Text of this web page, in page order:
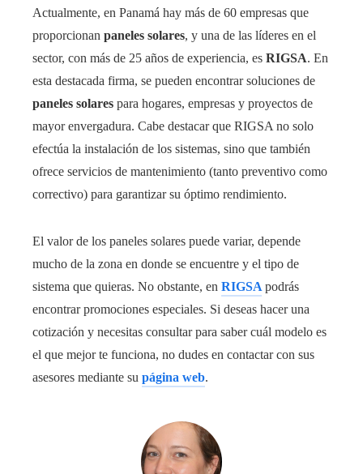
Actualmente, en Panamá hay más de 60 empresas que
proporcionan paneles solares, y una de las líderes en el
sector, con más de 25 años de experiencia, es RIGSA. En
esta destacada firma, se pueden encontrar soluciones de
paneles solares para hogares, empresas y proyectos de
mayor envergadura. Cabe destacar que RIGSA no solo
efectúa la instalación de los sistemas, sino que también
ofrece servicios de mantenimiento (tanto preventivo como
correctivo) para garantizar su óptimo rendimiento.
El valor de los paneles solares puede variar, depende
mucho de la zona en donde se encuentre y el tipo de
sistema que quieras. No obstante, en RIGSA podrás
encontrar promociones especiales. Si deseas hacer una
cotización y necesitas consultar para saber cuál modelo es
el que mejor te funciona, no dudes en contactar con sus
asesores mediante su página web.